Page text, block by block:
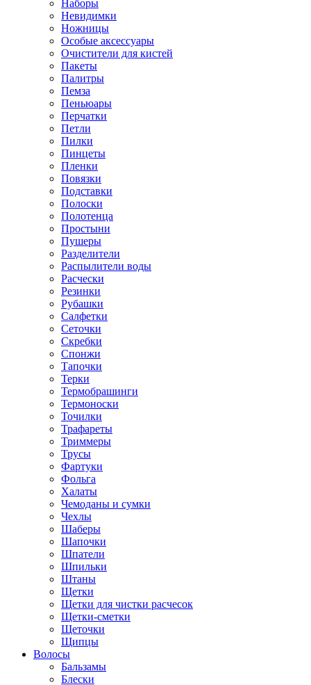
Наборы
Невидимки
Ножницы
Особые аксессуары
Очистители для кистей
Пакеты
Палитры
Пемза
Пеньюары
Перчатки
Петли
Пилки
Пинцеты
Пленки
Повязки
Подставки
Полоски
Полотенца
Простыни
Пушеры
Разделители
Распылители воды
Расчески
Резинки
Рубашки
Салфетки
Сеточки
Скребки
Спонжи
Тапочки
Терки
Термобрашинги
Термоноски
Точилки
Трафареты
Триммеры
Трусы
Фартуки
Фольга
Халаты
Чемоданы и сумки
Чехлы
Шаберы
Шапочки
Шпатели
Шпильки
Штаны
Щетки
Щетки для чистки расчесок
Щетки-сметки
Щеточки
Щипцы
Волосы
Бальзамы
Блески